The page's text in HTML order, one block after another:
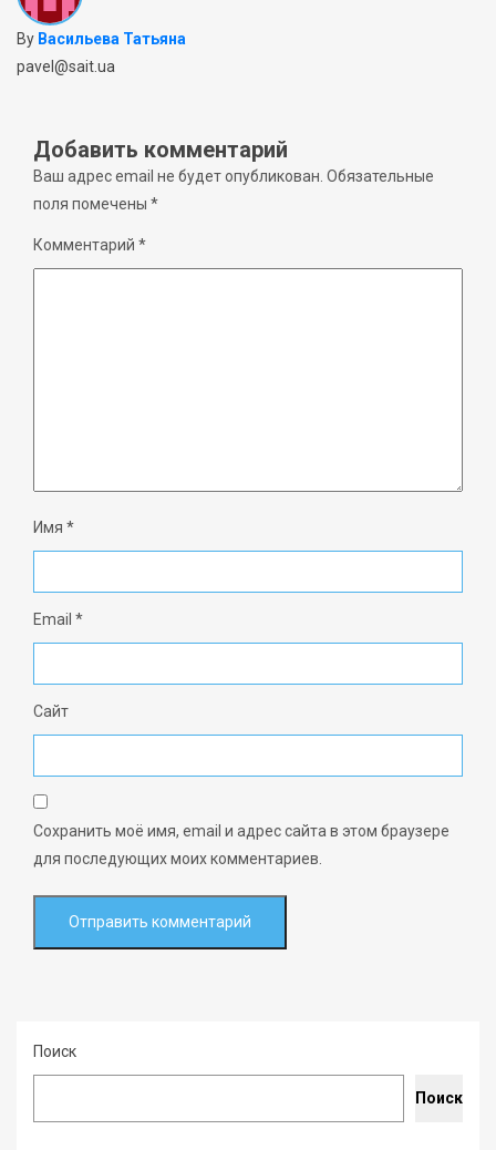
By Васильева Татьяна
pavel@sait.ua
Добавить комментарий
Ваш адрес email не будет опубликован. Обязательные
поля помечены *
Комментарий *
Имя *
Email *
Сайт
Сохранить моё имя, email и адрес сайта в этом браузере
для последующих моих комментариев.
Поиск
Поиск